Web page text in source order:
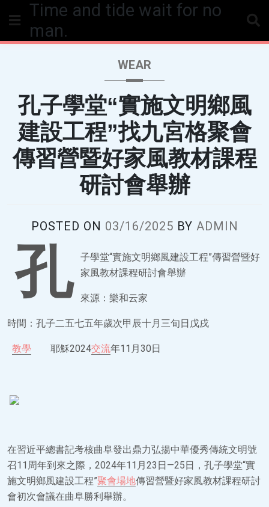
Time and tide wait for no
man.
WEAR
孔子學堂“實施文明鄉風
建設工程”找九宮格聚會
傳習營暨好家風教材課程
研討會舉辦
POSTED ON 03/16/2025 BY ADMIN
孔
子學堂“實施文明鄉風建設工程”傳習營暨好
家風教材課程研討會舉辦
來源：樂和云家
時間：孔子二五七五年歲次甲辰十月三旬日戊戌
教學 耶穌2024交流年11月30日
在習近平總書記考核曲阜發出鼎力弘揚中華優秀傳統文明號
召11周年到來之際，2024年11月23日—25日，孔子學堂“實
施文明鄉風建設工程”聚會場地傳習營暨好家風教材課程研討
會初次會議在曲阜勝利舉辦。